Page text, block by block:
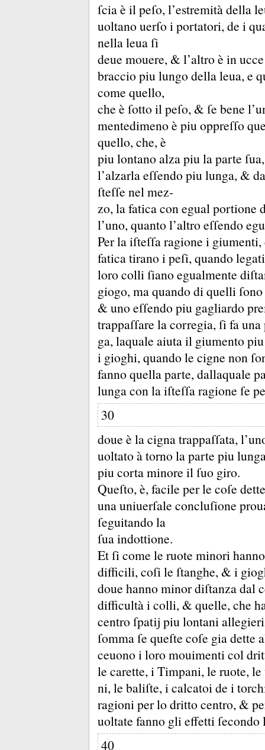
ſcia è il peſo, l’estremità della
uoltano uerſo i portatori, de i
nella leua ſi
deue mouere, & l’altro è in
braccio piu lungo della leua, e
come quello,
che è ſotto il peſo, & ſe bene
mentedimeno è piu oppreſſo
quello, che, è
piu lontano alza piu la parte
l’alzarla eſſendo piu lunga, &
ſteſſe nel mez-
zo, la fatica con egual portione
l’uno, quanto l’altro eſſendo
Per la iſteſſa ragione i
fatica tirano i peſi, quando
loro colli ſiano egualmente
giogo, ma quando di quelli
& uno eſſendo piu gagliardo
trappaſſare la corregia, ſi fa
ga, laquale aiuta il giumento
i gioghi, quando le cigne non
fanno quella parte, dallaquale
lunga con la iſteſſa ragione ſe
30
doue è la cigna trappaſſata,
uoltato à torno la parte piu
piu corta minore il ſuo giro.
Queſto, è, facile per le coſe
una uniuerſale concluſione
ſeguitando la
ſua indottione.
Et ſi come le ruote minori
difficili, coſi le ſtanghe, & i
doue hanno minor diſtanza dal
difficultà i colli, & quelle, che
centro ſpatĳ piu lontani
ſomma ſe queſte coſe gia
ceuono i loro mouimenti col
le carette, i Timpani, le ruote,
ni, le baliſte, i calcatoi de i
ragioni per lo dritto centro, &
uoltate fanno gli effetti ſecondo
40